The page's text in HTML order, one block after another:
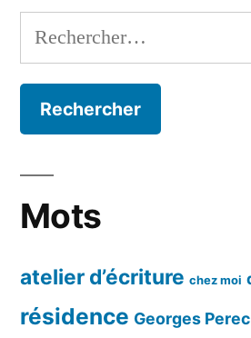
Rechercher :
Mots
atelier d’écriture chez moi
résidence Georges Perec